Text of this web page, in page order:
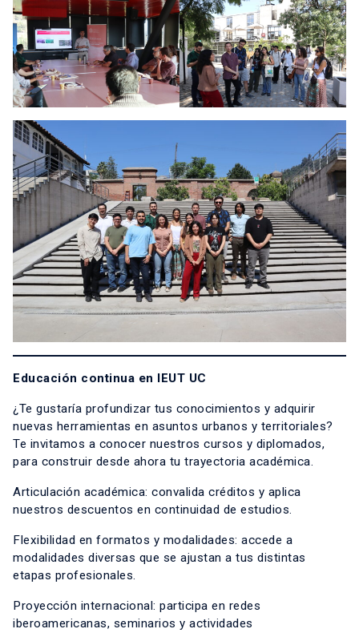
Educación continua en IEUT UC
¿Te gustaría profundizar tus conocimientos y adquirir
nuevas herramientas en asuntos urbanos y territoriales?
Te invitamos a conocer nuestros cursos y diplomados,
para construir desde ahora tu trayectoria académica.
Articulación académica: convalida créditos y aplica
nuestros descuentos en continuidad de estudios.
Flexibilidad en formatos y modalidades: accede a
modalidades diversas que se ajustan a tus distintas
etapas profesionales.
Proyección internacional: participa en redes
iberoamericanas, seminarios y actividades